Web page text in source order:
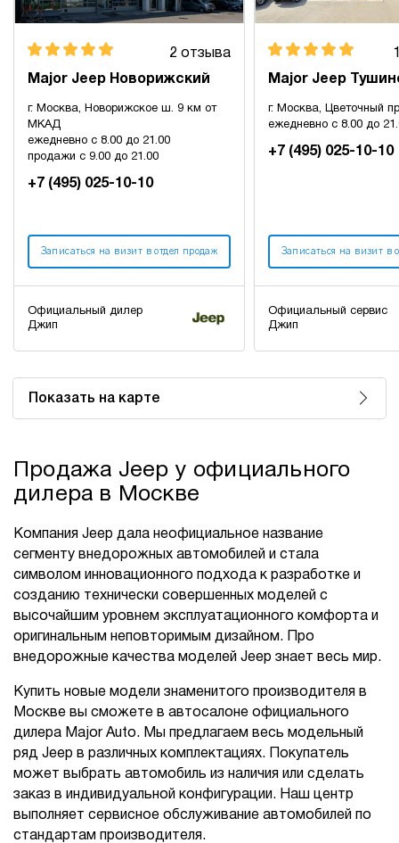
Показать на карте
2 отзыва
Major Jeep Новорижский
г. Москва, Новорижское ш. 9 км от
МКАД
ежедневно с 8.00 до 21.00
продажи с 9.00 до 21.00
+7 (495) 025-10-10
Записаться на визит в отдел продаж
Официальный дилер
Джип
Major Jeep
г. Москва, Цветочный
ежедневно с 8.00 до
+7 (495) 025-10-10
Записаться на визит в
Официальный сервис
Джип
Продажа Jeep у официального
дилера в Москве
Компания Jeep дала неофициальное название
сегменту внедорожных автомобилей и стала
символом инновационного подхода к разработке и
созданию технически совершенных моделей с
высочайшим уровнем эксплуатационного комфорта и
оригинальным неповторимым дизайном. Про
внедорожные качества моделей Jeep знает весь мир.
Купить новые модели знаменитого производителя в
Москве вы сможете в автосалоне официального
дилера Major Auto. Мы предлагаем весь модельный
ряд Jeep в различных комплектациях. Покупатель
может выбрать автомобиль из наличия или сделать
заказ в индивидуальной конфигурации. Наш центр
выполняет сервисное обслуживание автомобилей по
стандартам производителя.